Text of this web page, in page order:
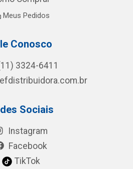
Meus Pedidos
Conosco
3324-6411
Sociais
Instagram
Facebook
TikTok